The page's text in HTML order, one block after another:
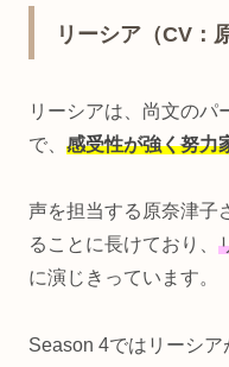
リーシア（CV：
リーシアは、尚文のパ
で、 感受性が強く努力
声を担当する原奈津子
ることに長けており、
に演じきっています。
Season 4ではリーシ